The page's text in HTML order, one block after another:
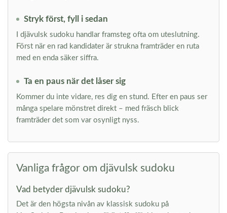
Stryk först, fyll i sedan
I djävulsk sudoku handlar framsteg ofta om uteslutning.
Först när en rad kandidater är strukna framträder en ruta
med en enda säker siffra.
Ta en paus när det låser sig
Kommer du inte vidare, res dig en stund. Efter en paus ser
många spelare mönstret direkt – med fräsch blick
framträder det som var osynligt nyss.
Vanliga frågor om djävulsk sudoku
Vad betyder djävulsk sudoku?
Det är den högsta nivån av klassisk sudoku på